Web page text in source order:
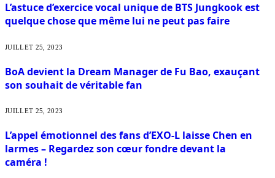
L’astuce d’exercice vocal unique de BTS Jungkook est
quelque chose que même lui ne peut pas faire
JUILLET 25, 2023
BoA devient la Dream Manager de Fu Bao, exauçant
son souhait de véritable fan
JUILLET 25, 2023
L’appel émotionnel des fans d’EXO-L laisse Chen en
larmes – Regardez son cœur fondre devant la
caméra !